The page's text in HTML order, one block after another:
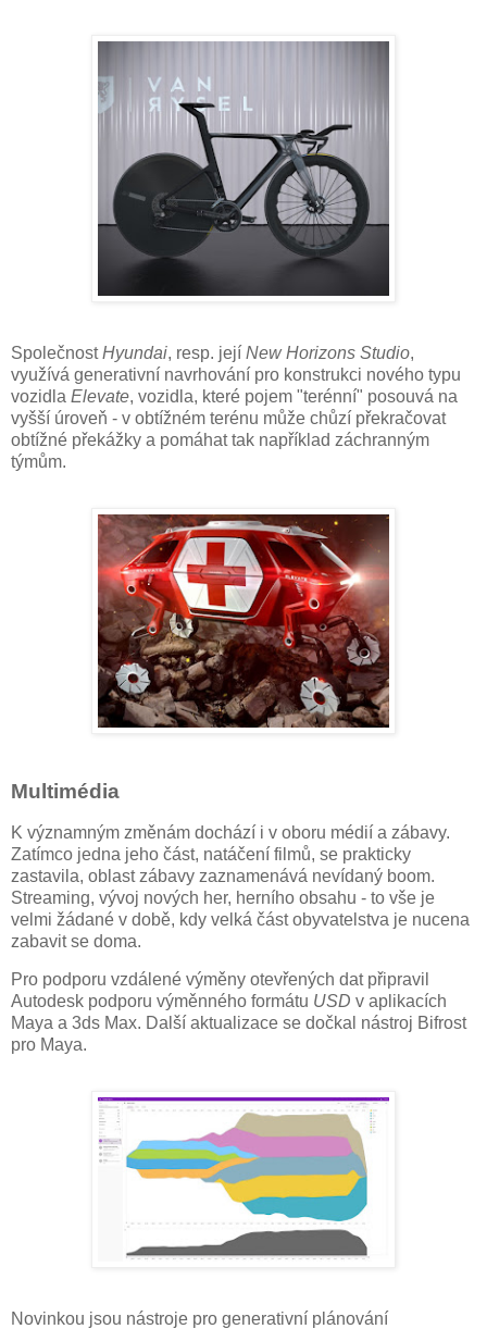
SpolečnostHyundai, resp. její New Horizons Studio,
využívá generativní navrhování pro konstrukci nového typu
vozidla Elevate, vozidla, které pojem "terénní" posouvá na
vyšší úroveň - v obtížném terénu může chůzí překračovat
obtížné překážky a pomáhat tak například záchranným
týmům.
Multimédia
K významným změnám dochází i v oboru médií a zábavy.
Zatímco jedna jeho část, natáčení filmů, se prakticky
zastavila, oblast zábavy zaznamenává nevídaný boom.
Streaming, vývoj nových her, herního obsahu - to vše je
velmi žádané v době, kdy velká část obyvatelstva je nucena
zabavit se doma.
Pro podporu vzdálené výměny otevřených dat připravil
Autodesk podporu výměnného formátu USD v aplikacích
Maya a 3ds Max. Další aktualizace se dočkal nástroj Bifrost
pro Maya.
Novinkou jsou nástroje pro generativní plánování